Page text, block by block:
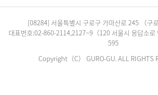
[08284] 서울특별시 구로구 가마산로 245 （구로
대표번호:02-860-2114,2127~9（120 서울시 응답소로
595
Copyright（C） GURO-GU. ALL RIGHTS